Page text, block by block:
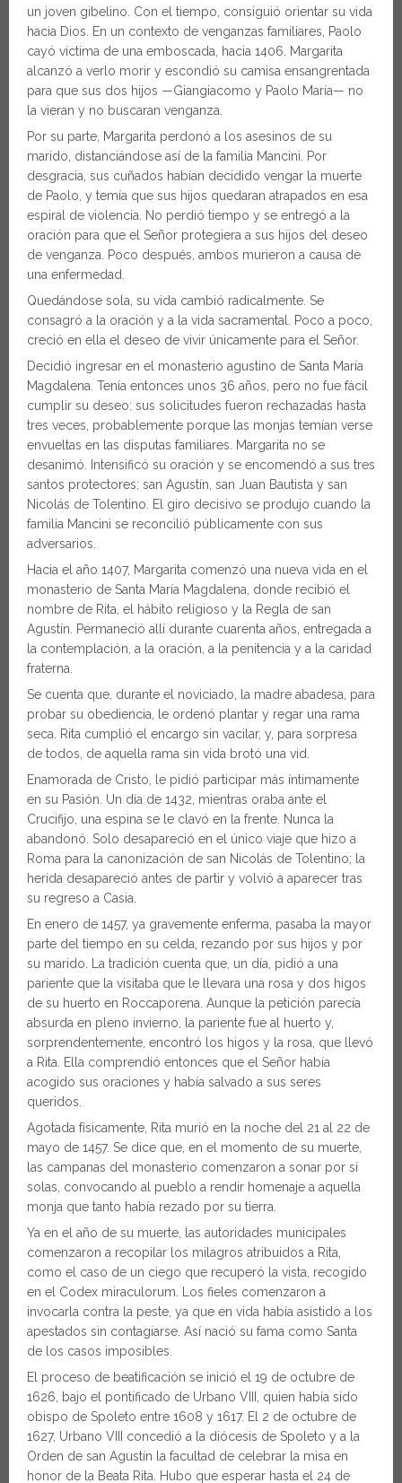
un joven gibelino. Con el tiempo, consiguió orientar su vida
hacia Dios. En un contexto de venganzas familiares, Paolo
cayó víctima de una emboscada, hacia 1406. Margarita
alcanzó a verlo morir y escondió su camisa ensangrentada
para que sus dos hijos —Giangiacomo y Paolo María— no
la vieran y no buscaran venganza.
Por su parte, Margarita perdonó a los asesinos de su
marido, distanciándose así de la familia Mancini. Por
desgracia, sus cuñados habían decidido vengar la muerte
de Paolo, y temía que sus hijos quedaran atrapados en esa
espiral de violencia. No perdió tiempo y se entregó a la
oración para que el Señor protegiera a sus hijos del deseo
de venganza. Poco después, ambos murieron a causa de
una enfermedad.
Quedándose sola, su vida cambió radicalmente. Se
consagró a la oración y a la vida sacramental. Poco a poco,
creció en ella el deseo de vivir únicamente para el Señor.
Decidió ingresar en el monasterio agustino de Santa María
Magdalena. Tenía entonces unos 36 años, pero no fue fácil
cumplir su deseo: sus solicitudes fueron rechazadas hasta
tres veces, probablemente porque las monjas temían verse
envueltas en las disputas familiares. Margarita no se
desanimó. Intensificó su oración y se encomendó a sus tres
santos protectores: san Agustín, san Juan Bautista y san
Nicolás de Tolentino. El giro decisivo se produjo cuando la
familia Mancini se reconcilió públicamente con sus
adversarios.
Hacia el año 1407, Margarita comenzó una nueva vida en el
monasterio de Santa María Magdalena, donde recibió el
nombre de Rita, el hábito religioso y la Regla de san
Agustín. Permaneció allí durante cuarenta años, entregada a
la contemplación, a la oración, a la penitencia y a la caridad
fraterna.
Se cuenta que, durante el noviciado, la madre abadesa, para
probar su obediencia, le ordenó plantar y regar una rama
seca. Rita cumplió el encargo sin vacilar, y, para sorpresa
de todos, de aquella rama sin vida brotó una vid.
Enamorada de Cristo, le pidió participar más íntimamente
en su Pasión. Un día de 1432, mientras oraba ante el
Crucifijo, una espina se le clavó en la frente. Nunca la
abandonó. Solo desapareció en el único viaje que hizo a
Roma para la canonización de san Nicolás de Tolentino; la
herida desapareció antes de partir y volvió a aparecer tras
su regreso a Casia.
En enero de 1457, ya gravemente enferma, pasaba la mayor
parte del tiempo en su celda, rezando por sus hijos y por
su marido. La tradición cuenta que, un día, pidió a una
pariente que la visitaba que le llevara una rosa y dos higos
de su huerto en Roccaporena. Aunque la petición parecía
absurda en pleno invierno, la pariente fue al huerto y,
sorprendentemente, encontró los higos y la rosa, que llevó
a Rita. Ella comprendió entonces que el Señor había
acogido sus oraciones y había salvado a sus seres
queridos.
Agotada físicamente, Rita murió en la noche del 21 al 22 de
mayo de 1457. Se dice que, en el momento de su muerte,
las campanas del monasterio comenzaron a sonar por sí
solas, convocando al pueblo a rendir homenaje a aquella
monja que tanto había rezado por su tierra.
Ya en el año de su muerte, las autoridades municipales
comenzaron a recopilar los milagros atribuidos a Rita,
como el caso de un ciego que recuperó la vista, recogido
en el Codex miraculorum. Los fieles comenzaron a
invocarla contra la peste, ya que en vida había asistido a los
apestados sin contagiarse. Así nació su fama como Santa
de los casos imposibles.
El proceso de beatificación se inició el 19 de octubre de
1626, bajo el pontificado de Urbano VIII, quien había sido
obispo de Spoleto entre 1608 y 1617. El 2 de octubre de
1627, Urbano VIII concedió a la diócesis de Spoleto y a la
Orden de san Agustín la facultad de celebrar la misa en
honor de la Beata Rita. Hubo que esperar hasta el 24 de